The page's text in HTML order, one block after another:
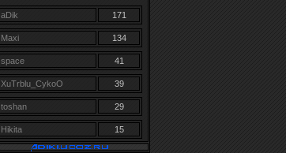
aDik 171
Maxi 134
space 41
XuTrblu_CykoO 39
toshan 29
Hikita 15